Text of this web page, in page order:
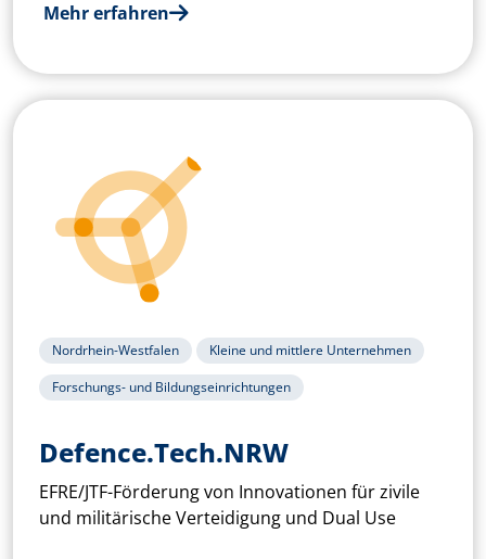
Mehr erfahren
Nordrhein-Westfalen
Kleine und mittlere Unternehmen
Forschungs- und Bildungseinrichtungen
Defence.Tech.NRW
EFRE/JTF-Förderung von Innovationen für zivile
und militärische Verteidigung und Dual Use